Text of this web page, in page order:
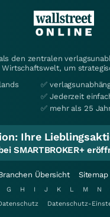
den zentralen
Wirtschaftswelt, um
✅
✅ Jederzeit
✅ mehr als 25
Ihre
SMARTBROKER+
Übersicht Sitemap
G H I J K L M N
Datenschutz-